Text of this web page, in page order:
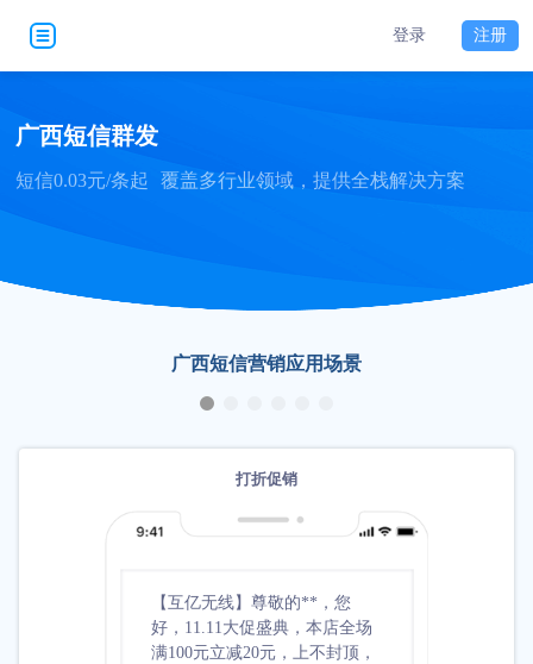
登录 注册
广西短信群发
短信0.03元/条起 覆盖多行业领域，提供全栈解决方案
广西短信营销应用场景
打折促销
【互亿无线】尊敬的**，您
好，11.11大促盛典，本店全场
满100元立减20元，上不封顶，